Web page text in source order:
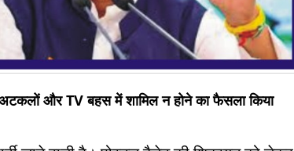
और TV बहस में शामिल न होने का फैसला किया